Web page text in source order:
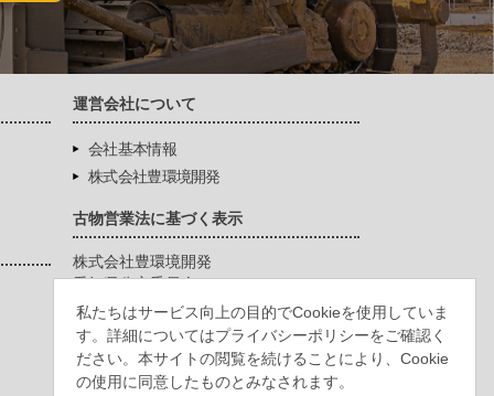
私たちはサービス向上の目的でCookieを使用していま
す。詳細についてはプライバシーポリシーをご確認く
ださい。本サイトの閲覧を続けることにより、Cookie
の使用に同意したものとみなされます。
運営会社について
会社基本情報
株式会社豊環境開発
古物営業法に基づく表示
株式会社豊環境開発
愛知県公安委員会
第542771404200号